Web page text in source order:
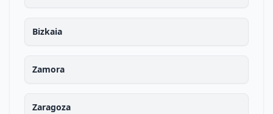
Bizkaia
Zamora
Zaragoza